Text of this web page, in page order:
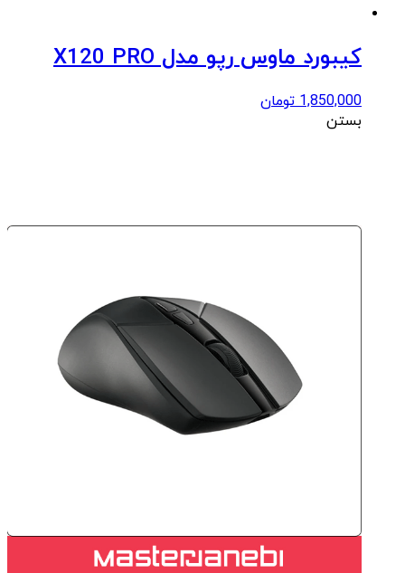
کیبورد ماوس رپو مدل X120 PRO
1,850,000 تومان
بستن